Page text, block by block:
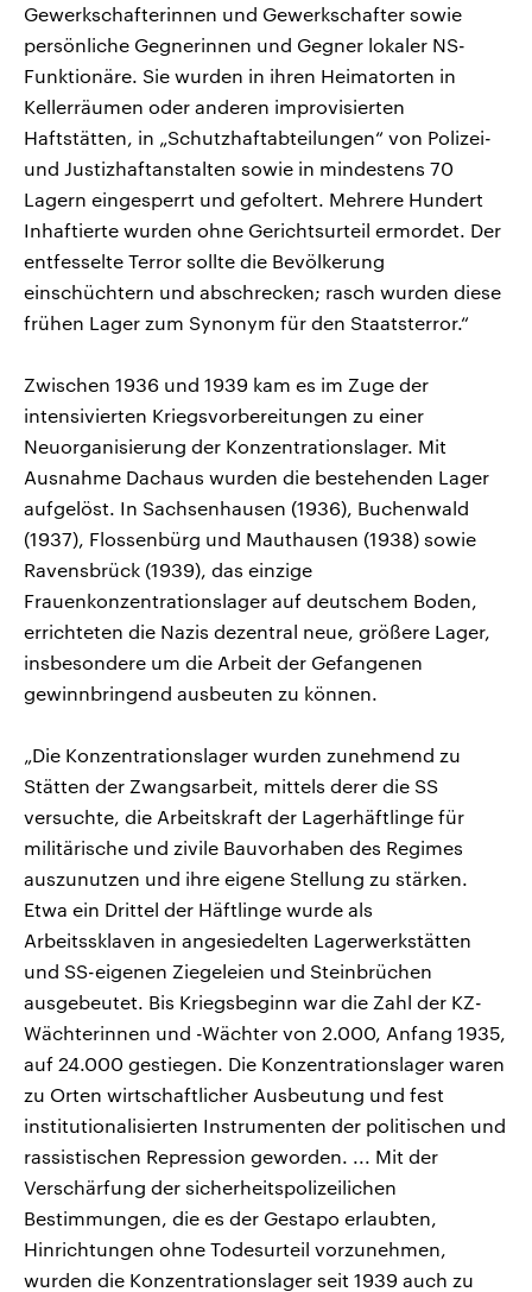
Gewerkschafterinnen und Gewerkschafter sowie
persönliche Gegnerinnen und Gegner lokaler NS-
Funktionäre. Sie wurden in ihren Heimatorten in
Kellerräumen oder anderen improvisierten
Haftstätten, in „Schutzhaftabteilungen“ von Polizei-
und Justizhaftanstalten sowie in mindestens 70
Lagern eingesperrt und gefoltert. Mehrere Hundert
Inhaftierte wurden ohne Gerichtsurteil ermordet. Der
entfesselte Terror sollte die Bevölkerung
einschüchtern und abschrecken; rasch wurden diese
frühen Lager zum Synonym für den Staatsterror.“
Zwischen 1936 und 1939 kam es im Zuge der
intensivierten Kriegsvorbereitungen zu einer
Neuorganisierung der Konzentrationslager. Mit
Ausnahme Dachaus wurden die bestehenden Lager
aufgelöst. In Sachsenhausen (1936), Buchenwald
(1937), Flossenbürg und Mauthausen (1938) sowie
Ravensbrück (1939), das einzige
Frauenkonzentrationslager auf deutschem Boden,
errichteten die Nazis dezentral neue, größere Lager,
insbesondere um die Arbeit der Gefangenen
gewinnbringend ausbeuten zu können.
„Die Konzentrationslager wurden zunehmend zu
Stätten der Zwangsarbeit, mittels derer die SS
versuchte, die Arbeitskraft der Lagerhäftlinge für
militärische und zivile Bauvorhaben des Regimes
auszunutzen und ihre eigene Stellung zu stärken.
Etwa ein Drittel der Häftlinge wurde als
Arbeitssklaven in angesiedelten Lagerwerkstätten
und SS-eigenen Ziegeleien und Steinbrüchen
ausgebeutet. Bis Kriegsbeginn war die Zahl der KZ-
Wächterinnen und -Wächter von 2.000, Anfang 1935,
auf 24.000 gestiegen. Die Konzentrationslager waren
zu Orten wirtschaftlicher Ausbeutung und fest
institutionalisierten Instrumenten der politischen und
rassistischen Repression geworden. ... Mit der
Verschärfung der sicherheitspolizeilichen
Bestimmungen, die es der Gestapo erlaubten,
Hinrichtungen ohne Todesurteil vorzunehmen,
wurden die Konzentrationslager seit 1939 auch zu